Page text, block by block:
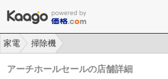
家電
掃除機
アーチホールセールの店舗詳細